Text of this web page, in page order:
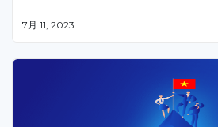
7月 11, 2023